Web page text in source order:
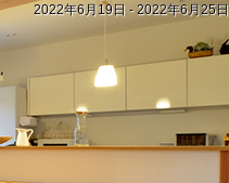
2022年6月19日 - 2022年6月25日